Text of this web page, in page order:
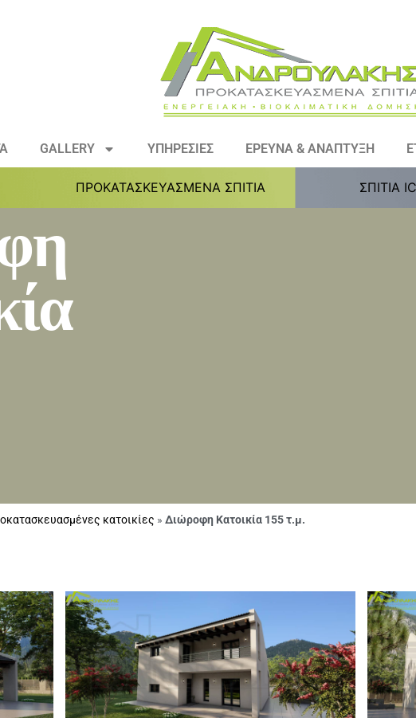
GALLERY ΥΠΗΡΕΣΙΕΣ ΕΡΕΥΝΑ & ΑΝΑΠΤΥΞΗ
ΠΡΟΚΑΤΑΣΚΕΥΑΣΜΕΝΑ ΣΠΙΤΙΑ ΣΠΙΤΙΑ
κατοικίες » Διώροφη Κατοικία 155 τ.μ.